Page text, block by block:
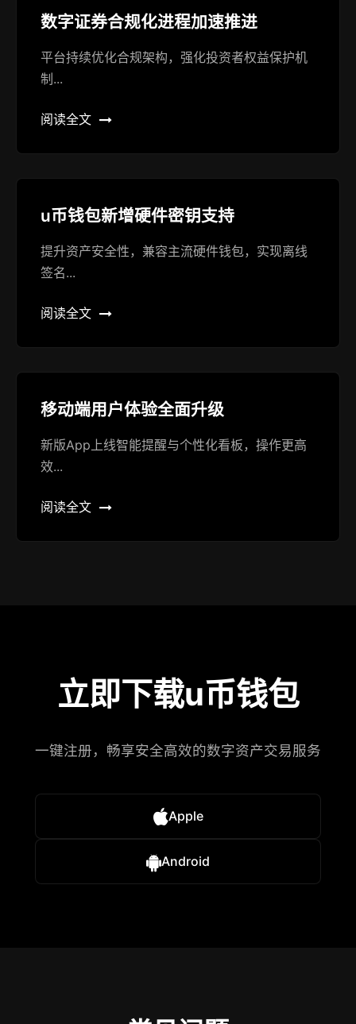
数字证券合规化进程加速推进
平台持续优化合规架构，强化投资者权益保护机
制...
阅读全文
u币钱包新增硬件密钥支持
提升资产安全性，兼容主流硬件钱包，实现离线
签名...
阅读全文
移动端用户体验全面升级
新版App上线智能提醒与个性化看板，操作更高
效...
阅读全文
立即下载u币钱包
一键注册，畅享安全高效的数字资产交易服务
Apple
Android